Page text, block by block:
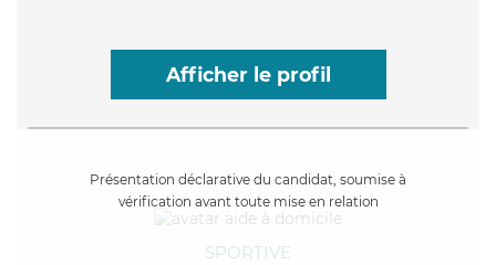
Afficher le profil
Présentation déclarative du candidat, soumise à
vérification avant toute mise en relation
SPORTIVE